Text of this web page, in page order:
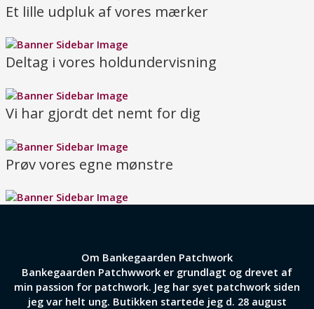
Et lille udpluk af vores mærker
Deltag i vores holdundervisning
Vi har gjordt det nemt for dig
Prøv vores egne mønstre
Om Bankegaarden Patchwork
Bankegaarden Patchwwork er grundlagt og drevet af
min passion for patchwork. Jeg har syet patchwork siden
jeg var helt ung. Butikken startede jeg d. 28 august